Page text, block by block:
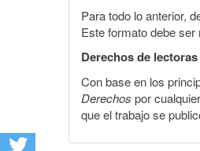
Para todo lo anterior,
Este formato debe
Derechos de
Con base en los
Derechos por
que el trabajo se